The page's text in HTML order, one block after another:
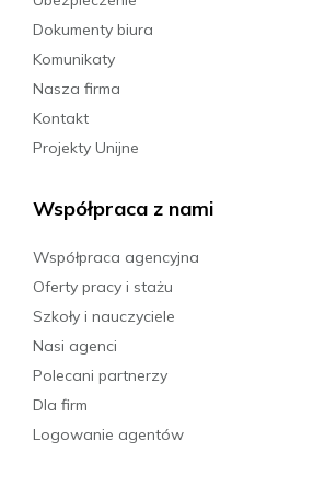
Dokumenty biura
Komunikaty
Nasza firma
Kontakt
Projekty Unijne
Współpraca z nami
Współpraca agencyjna
Oferty pracy i stażu
Szkoły i nauczyciele
Nasi agenci
Polecani partnerzy
Dla firm
Logowanie agentów